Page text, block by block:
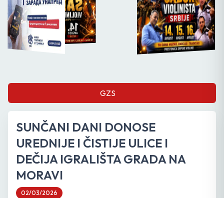
GZS
SUNČANI DANI DONOSE
UREDNIJE I ČISTIJE ULICE I
DEČIJA IGRALIŠTA GRADA NA
MORAVI
02/03/2026